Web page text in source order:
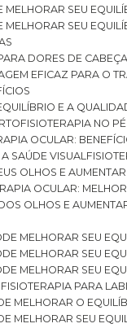
MELHORAR SEU
MELHORAR SEU
DORES DE
EFICAZ PARA O
E A
FISIOTERAPIA NO
OCULAR:
A SAÚDE VISUAL
OLHOS E
OCULAR:
OLHOS E
MELHORAR SEU
MELHORAR SEU
MELHORAR SEU
FISIOTERAPIA PARA
MELHORAR O
MELHORAR SEU